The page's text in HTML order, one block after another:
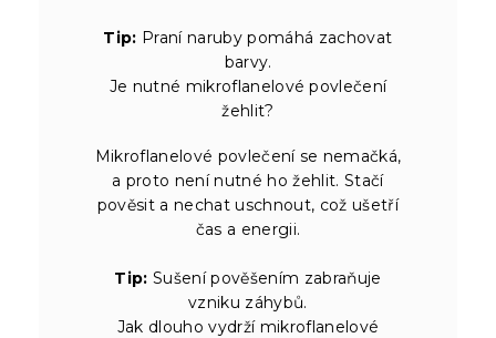
Tip: Praní naruby pomáhá zachovat
barvy.
Je nutné mikroflanelové povlečení
žehlit?
Mikroflanelové povlečení se nemačká,
a proto není nutné ho žehlit. Stačí
pověsit a nechat uschnout, což ušetří
čas a energii.
Tip: Sušení pověšením zabraňuje
vzniku záhybů.
Jak dlouho vydrží mikroflanelové